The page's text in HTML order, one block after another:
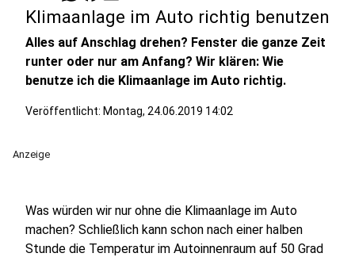
Klimaanlage im Auto richtig benutzen
Alles auf Anschlag drehen? Fenster die ganze Zeit
runter oder nur am Anfang? Wir klären: Wie
benutze ich die Klimaanlage im Auto richtig.
Veröffentlicht: Montag, 24.06.2019 14:02
Anzeige
Was würden wir nur ohne die Klimaanlage im Auto
machen? Schließlich kann schon nach einer halben
Stunde die Temperatur im Autoinnenraum auf 50 Grad